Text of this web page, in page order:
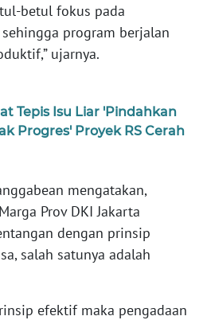
betul fokus pada
program berjalan
ujarnya.
Tepis Isu Liar 'Pindahkan
Progres' Proyek RS Cerah
mengatakan,
Prov DKI Jakarta
dengan prinsip
salah satunya adalah
efektif maka pengadaan